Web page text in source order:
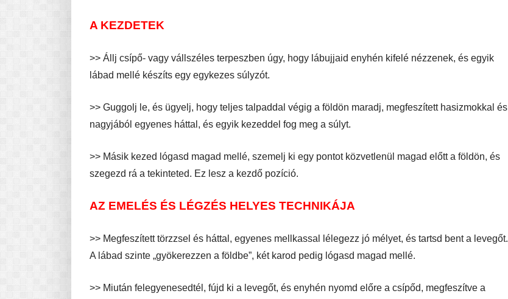
A KEZDETEK
>> Állj csípő- vagy vállszéles terpeszben úgy, hogy lábujjaid enyhén kifelé nézzenek, és egyik
lábad mellé készíts egy egykezes súlyzót.
>> Guggolj le, és ügyelj, hogy teljes talpaddal végig a földön maradj, megfeszített hasizmokkal és
nagyjából egyenes háttal, és egyik kezeddel fog meg a súlyt.
>> Másik kezed lógasd magad mellé, szemelj ki egy pontot közvetlenül magad előtt a földön, és
szegezd rá a tekinteted. Ez lesz a kezdő pozíció.
AZ EMELÉS ÉS LÉGZÉS HELYES TECHNIKÁJA
>> Megfeszített törzzsel és háttal, egyenes mellkassal lélegezz jó mélyet, és tartsd bent a levegőt.
A lábad szinte „gyökerezzen a földbe”, két karod pedig lógasd magad mellé.
>> Miután felegyenesedtél, fújd ki a levegőt, és enyhén nyomd előre a csípőd, megfeszítve a